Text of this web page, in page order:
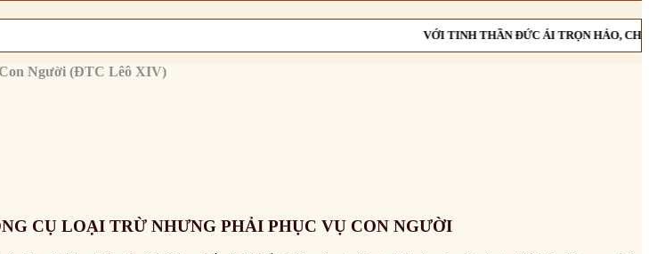
VỚI TINH THẦN ĐỨC ÁI TRỌN HẢO, CHỊ
Người (ĐTC Lêô XIV)
CỤ LOẠI TRỪ NHƯNG PHẢI PHỤC VỤ CON NGƯỜI